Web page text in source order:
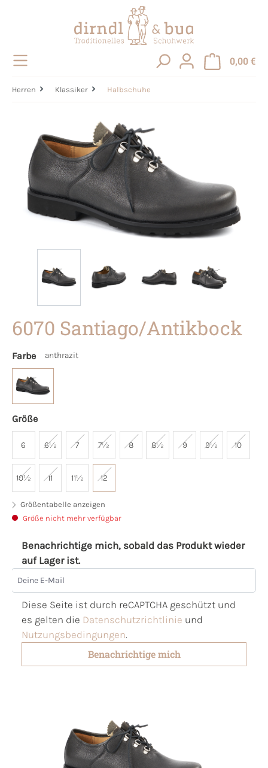
0,00 €
Herren Klassiker Halbschuhe
Bildergalerie überspringen
6070 Santiago/Antikbock
Farbe anthrazit
Größe
6 6½ 7 7½ 8 8½ 9 9½ 10
10½ 11 11½ 12
Größentabelle anzeigen
Größe nicht mehr verfügbar
Benachrichtige mich, sobald das Produkt wieder
auf Lager ist.
Deine E-Mail
Diese Seite ist durch reCAPTCHA geschützt und
es gelten die Datenschutzrichtlinie und
Nutzungsbedingungen.
Benachrichtige mich